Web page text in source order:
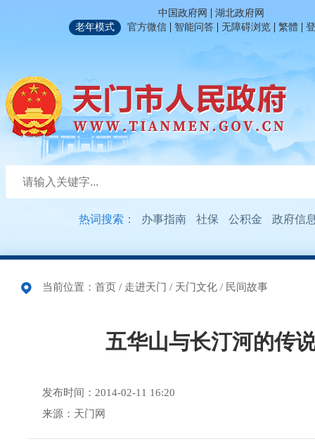
中国政府网 | 湖北政府网
老年模式
官方微信 | 智能问答 | 无障碍浏览 | 繁體 |
热词搜索： 办事指南 社保 公积金 政府信
当前位置： 首页 / 走进天门 / 天门文化 / 民间故事
五华山与长汀河的传
发布时间：2014-02-11 16:20
来源：天门网